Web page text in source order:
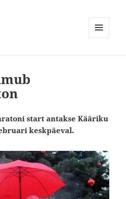
start antakse Kääriku
keskpäeval.